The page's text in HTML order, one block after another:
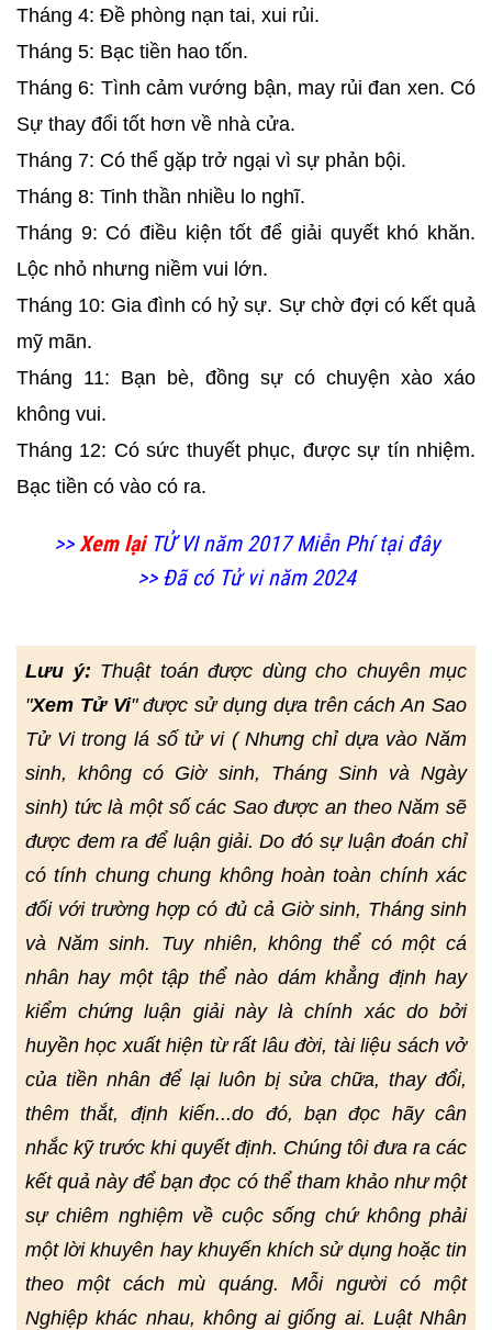
Tháng 4: Đề phòng nạn tai, xui rủi.
Tháng 5: Bạc tiền hao tốn.
Tháng 6: Tình cảm vướng bận, may rủi đan xen. Có
Sự thay đổi tốt hơn về nhà cửa.
Tháng 7: Có thể gặp trở ngại vì sự phản bội.
Tháng 8: Tinh thần nhiều lo nghĩ.
Tháng 9: Có điều kiện tốt để giải quyết khó khăn.
Lộc nhỏ nhưng niềm vui lớn.
Tháng 10: Gia đình có hỷ sự. Sự chờ đợi có kết quả
mỹ mãn.
Tháng 11: Bạn bè, đồng sự có chuyện xào xáo
không vui.
Tháng 12: Có sức thuyết phục, được sự tín nhiệm.
Bạc tiền có vào có ra.
>>Xem lạiTỬ VI năm 2017 Miễn Phí tại đây
>> Đã có Tử vi năm 2024
Lưu ý: Thuật toán được dùng cho chuyên mục
"Xem Tử Vi" được sử dụng dựa trên cách An Sao
Tử Vi trong lá số tử vi ( Nhưng chỉ dựa vào Năm
sinh, không có Giờ sinh, Tháng Sinh và Ngày
sinh) tức là một số các Sao được an theo Năm sẽ
được đem ra để luận giải. Do đó sự luận đoán chỉ
có tính chung chung không hoàn toàn chính xác
đối với trường hợp có đủ cả Giờ sinh, Tháng sinh
và Năm sinh. Tuy nhiên, không thể có một cá
nhân hay một tập thể nào dám khẳng định hay
kiểm chứng luận giải này là chính xác do bởi
huyền học xuất hiện từ rất lâu đời, tài liệu sách vở
của tiền nhân để lại luôn bị sửa chữa, thay đổi,
thêm thắt, định kiến...do đó, bạn đọc hãy cân
nhắc kỹ trước khi quyết định. Chúng tôi đưa ra các
kết quả này để bạn đọc có thể tham khảo như một
sự chiêm nghiệm về cuộc sống chứ không phải
một lời khuyên hay khuyến khích sử dụng hoặc tin
theo một cách mù quáng. Mỗi người có một
Nghiệp khác nhau, không ai giống ai. Luật Nhân